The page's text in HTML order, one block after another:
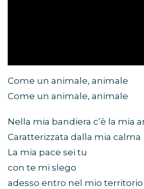
Come un animale, animale
Come un animale, animale
Nella mia bandiera c’è la mia
Caratterizzata dalla mia calma
La mia pace sei tu
con te mi slego
adesso entro nel mio territorio